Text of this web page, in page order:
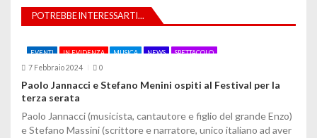
o
n
e
POTREBBE INTERESSARTI...
EVENTI IN EVIDENZA MUSICA NEWS SPETTACOLO
7 Febbraio 2024 0
Paolo Jannacci e Stefano Menini ospiti al Festival per la
terza serata
Paolo Jannacci (musicista, cantautore e figlio del grande Enzo)
e Stefano Massini (scrittore e narratore, unico italiano ad aver